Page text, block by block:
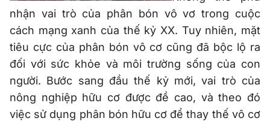
nhận vai trò của phân bón vô vơ trong cuộc
cách mạng xanh của thế kỷ XX. Tuy nhiên, mặt
tiêu cực của phân bón vô cơ cũng đã bộc lộ ra
đối với sức khỏe và môi trường sống của con
người. Bước sang đầu thế kỷ mới, vai trò của
nông nghiệp hữu cơ được đề cao, và theo đó
việc sử dụng phân bón hữu cơ để thay thế vô cơ